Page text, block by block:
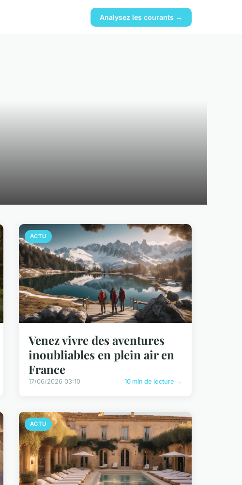
Analysez les courants →
ACTU
Venez vivre des aventures
inoubliables en plein air en
France
17/06/2026 03:10 10 min de lecture →
ACTU